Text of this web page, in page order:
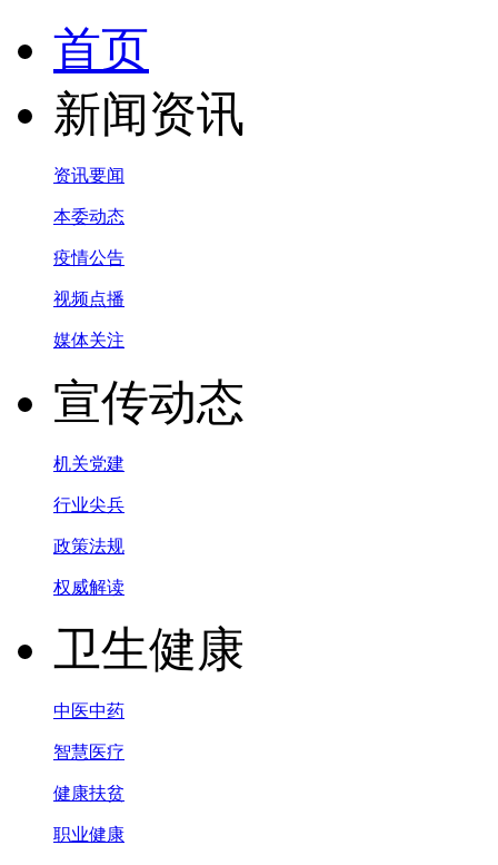
首页
新闻资讯
资讯要闻
本委动态
疫情公告
视频点播
媒体关注
宣传动态
机关党建
行业尖兵
政策法规
权威解读
卫生健康
中医中药
智慧医疗
健康扶贫
职业健康